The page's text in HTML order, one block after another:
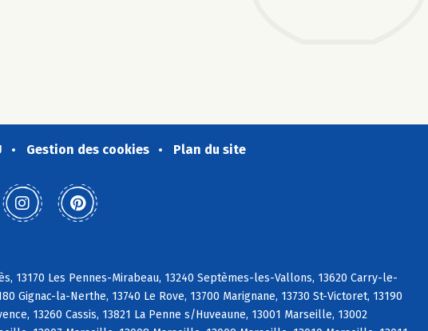
Gestion des cookies Plan du site
13170 Les Pennes-Mirabeau, 13240 Septèmes-les-Vallons, 13620 Carry-le-
Gignac-la-Nerthe, 13740 Le Rove, 13700 Marignane, 13730 St-Victoret, 13190
13260 Cassis, 13821 La Penne s/Huveaune, 13001 Marseille, 13002